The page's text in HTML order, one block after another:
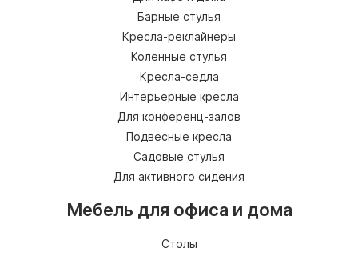
Барные стулья
Кресла-реклайнеры
Коленные стулья
Кресла-седла
Интерьерные кресла
Для конференц-залов
Подвесные кресла
Садовые стулья
Для активного сидения
Мебель для офиса и дома
Столы